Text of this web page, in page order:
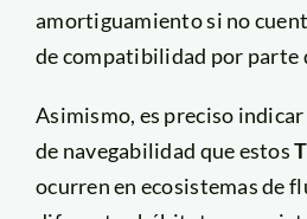
amortiguamiento si no
de compatibilidad por parte
Asimismo, es preciso
de navegabilidad que estos
ocurren en ecosistemas de